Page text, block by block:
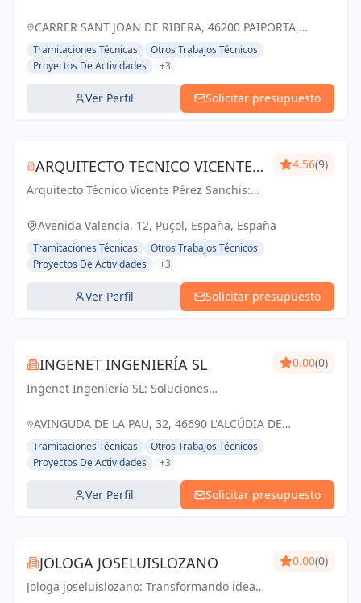
impulsando el progreso en Paiporta y
CARRER SANT JOAN DE RIBERA, 46200 PAIPORTA,
VALENCIA, ESPAÑA, España
Tramitaciones Técnicas
Otros Trabajos Técnicos
Proyectos De Actividades
+3
Ver Perfil Solicitar presupuesto
ARQUITECTO TECNICO VICENTE
PÉREZ SANCHIS
Arquitecto Técnico Vicente Pérez Sanchis:
transformando ideas en realidad.
4.56(9)
Avenida Valencia, 12, Puçol, España, España
Tramitaciones Técnicas
Otros Trabajos Técnicos
Proyectos De Actividades
+3
Ver Perfil Solicitar presupuesto
INGENET INGENIERÍA SL
Ingenet Ingeniería SL: Soluciones
L'Alcúdia de Crespins y Valencia.
0.00(0)
AVINGUDA DE LA PAU, 32, 46690 L'ALCÚDIA DE
CRESPINS, VALENCIA, ESPAÑA, España
Tramitaciones Técnicas
Otros Trabajos Técnicos
Proyectos De Actividades
+3
Ver Perfil Solicitar presupuesto
JOLOGA JOSELUISLOZANO
Jologa joseluislozano: Transformando ideas
0.00(0)